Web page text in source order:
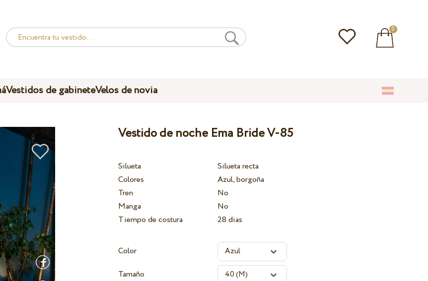
0
Vestidos de gabineteVelos de novia
Vestido de noche Ema Bride V-85
Silueta
Silueta recta
Colores
Azul, borgoña
Tren
No
Manga
No
Tiempo de costura
28 dias
Color
Tamaño